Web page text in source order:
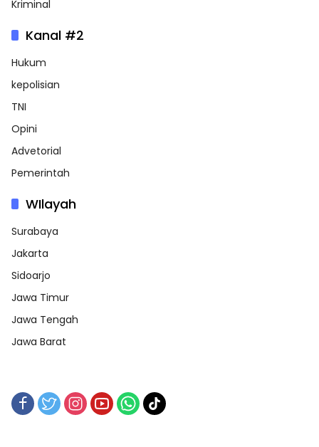
Kriminal
Kanal #2
Hukum
kepolisian
TNI
Opini
Advetorial
Pemerintah
WIlayah
Surabaya
Jakarta
Sidoarjo
Jawa Timur
Jawa Tengah
Jawa Barat